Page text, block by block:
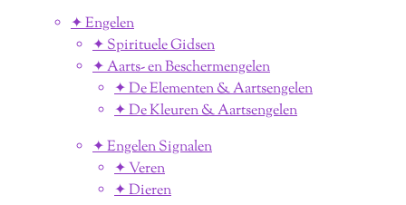
✦ Engelen
✦ Spirituele Gidsen
✦ Aarts- en Beschermengelen
✦ De Elementen & Aartsengelen
✦ De Kleuren & Aartsengelen
✦ Engelen Signalen
✦ Veren
✦ Dieren